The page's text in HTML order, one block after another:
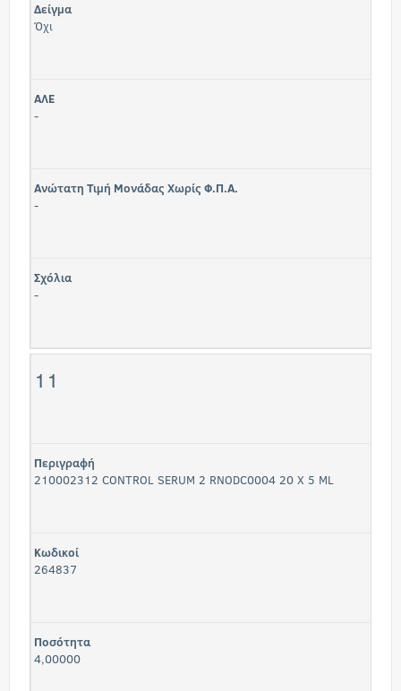
Δείγμα
Όχι
ΑΛΕ
-
Ανώτατη Τιμή Μονάδας Χωρίς Φ.Π.Α.
-
Σχόλια
-
11
Περιγραφή
210002312 CONTROL SERUM 2 RNODC0004 20 X 5 ML
Κωδικοί
264837
Ποσότητα
4,00000